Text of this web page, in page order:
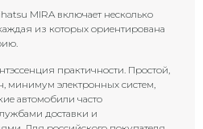
MIRA включает несколько
из которых ориентирована
практичности. Простой,
минимум электронных систем,
автомобили часто
доставки и